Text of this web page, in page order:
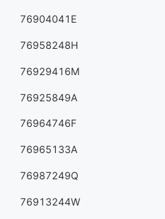
76904041E
76958248H
76929416M
76925849A
76964746F
76965133A
76987249Q
76913244W